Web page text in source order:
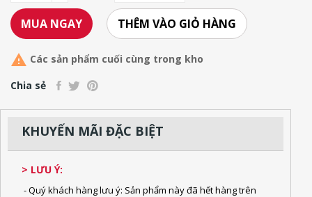
MUA NGAY THÊM VÀO GIỎ HÀNG
 Các sản phẩm cuối cùng trong kho
Chia sẻ
KHUYẾN MÃI ĐẶC BIỆT
> LƯU Ý:
- Quý khách hàng lưu ý: Sản phẩm này đã hết hàng trên